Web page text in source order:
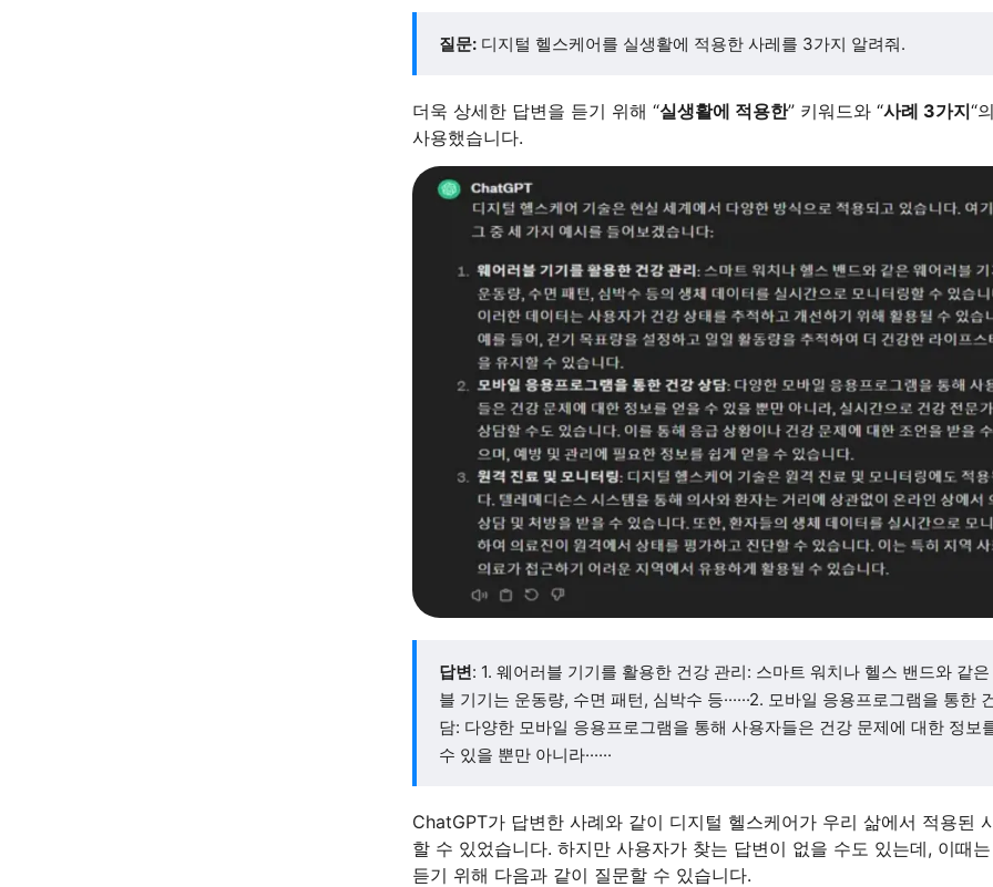
질문: 디지털 헬스케어를 실생활에 적용한 사레를 3가지 알려줘.
더욱 상세한 답변을 듣기 위해 “실생활에 적용한” 키워드와 “사례 3가지“
사용했습니다.
답변: 1. 웨어러블 기기를 활용한 건강 관리: 스마트 워치나 헬스 밴드와 같
블 기기는 운동량, 수면 패턴, 심박수 등······2. 모바일 응용프로그램을 통한
담: 다양한 모바일 응용프로그램을 통해 사용자들은 건강 문제에 대한 정보
수 있을 뿐만 아니라······
ChatGPT가 답변한 사례와 같이 디지털 헬스케어가 우리 삶에서 적용된
할 수 있었습니다. 하지만 사용자가 찾는 답변이 없을 수도 있는데, 이때
듣기 위해 다음과 같이 질문할 수 있습니다.